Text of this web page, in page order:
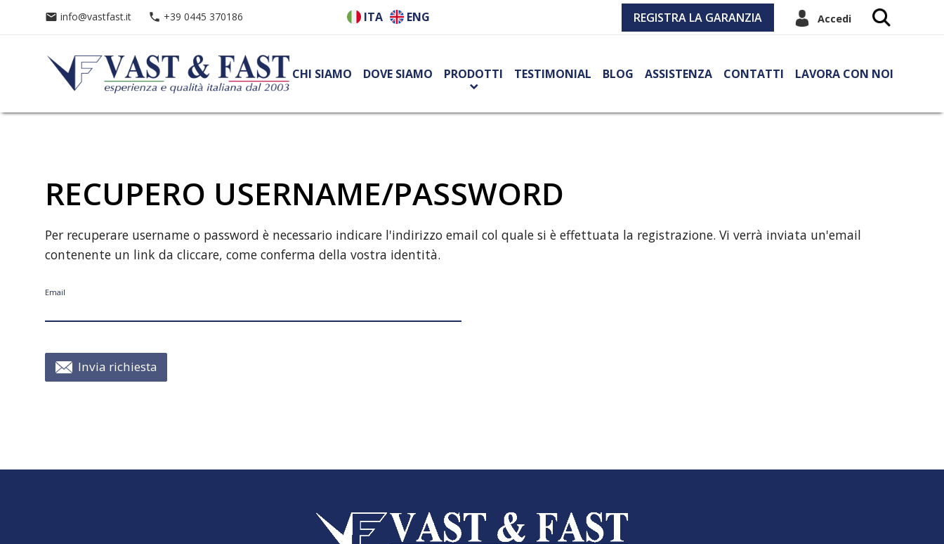
ITA ENG
CHI SIAMO DOVE SIAMO PRODOTTI TESTIMONIAL BLOG ASSISTENZA CONTATTI LAVORA CON NOI
Accedi
REGISTRA LA GARANZIA
email info@vastfast.it phone +39 0445 370186
RECUPERO USERNAME/PASSWORD
Per recuperare username o password è necessario indicare l'indirizzo email col quale si è effettuata la registrazione. Vi verrà inviata un'email
contenente un link da cliccare, come conferma della vostra identità.
Email
Invia richiesta